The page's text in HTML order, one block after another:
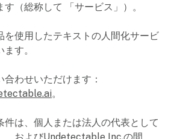
す（総称して 「サービス」）。
を使用したテキストの人間化サービ
す。
合わせいただけます：
。
件は、個人または法人の代表として